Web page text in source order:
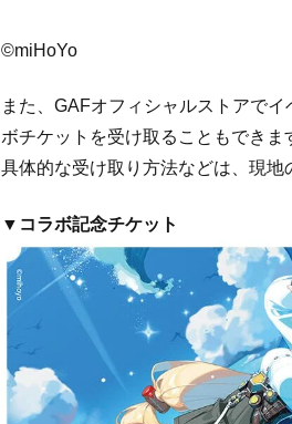
©miHoYo
また、GAFオフィシャルストアで
ボチケットを受け取ることもできま
具体的な受け取り方法などは、現地
▼コラボ記念チケット